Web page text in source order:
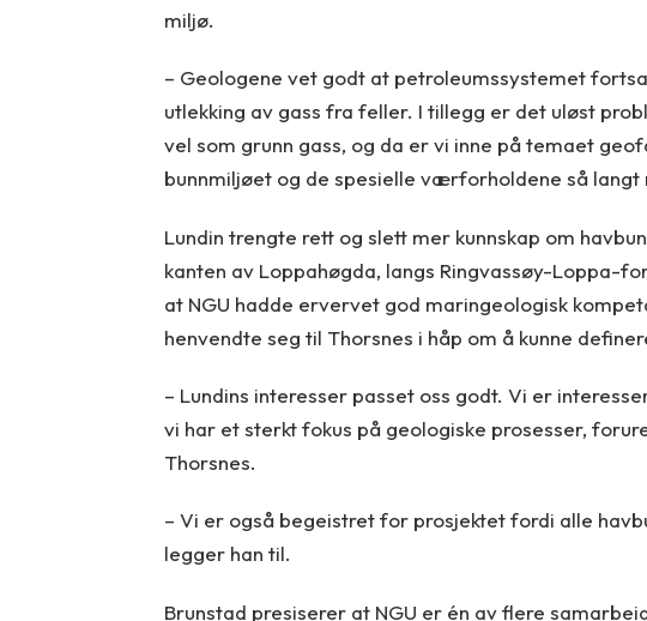
miljø.
– Geologene vet godt at petroleumssystemet
utlekking av gass fra feller. I tillegg er det uløst
vel som grunn gass, og da er vi inne på temaet
bunnmiljøet og de spesielle værforholdene så langt
Lundin trengte rett og slett mer kunnskap om
kanten av Loppahøgda, langs Ringvassøy-Loppa-
at NGU hadde ervervet god maringeologisk
henvendte seg til Thorsnes i håp om å kunne
– Lundins interesser passet oss godt. Vi er
vi har et sterkt fokus på geologiske prosesser,
Thorsnes.
– Vi er også begeistret for prosjektet fordi alle
legger han til.
Brunstad presiserer at NGU er én av flere